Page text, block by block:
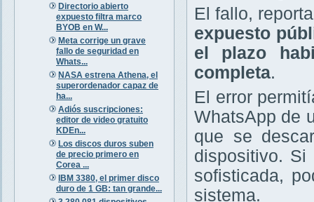
Directorio abierto
expuesto filtra marco
BYOB en W...
Meta corrige un grave
fallo de seguridad en
Whats...
NASA estrena Athena, el
superordenador capaz de
ha...
Adiós suscripciones:
editor de video gratuito
KDEn...
Los discos duros suben
de precio primero en
Corea ...
IBM 3380, el primer disco
duro de 1 GB: tan grande...
El fallo,
expuesto
el plazo
completa.
El error
WhatsApp de
que se
dispositivo. Si
sofisticada,
sistema.